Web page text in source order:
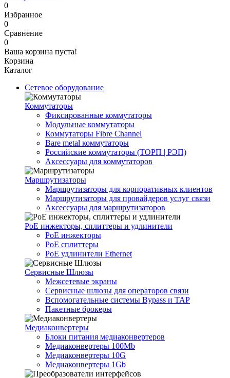
0
Избранное
0
Сравнение
0
Ваша корзина пуста!
Корзина
Каталог
Сетевое оборудование
Коммутаторы
Фиксированные коммутаторы
Модульные коммутаторы
Коммутаторы Fibre Channel
Bare metal коммутаторы
Российские коммутаторы (ТОРП | РЭП)
Аксессуары для коммутаторов
Маршрутизаторы
Маршрутизаторы для корпоративных клиентов
Маршрутизаторы для провайдеров услуг связи
Аксессуары для маршрутизаторов
PoE инжекторы, сплиттеры и удлинители
PoE инжекторы
PoE сплиттеры
PoE удлинители Ethernet
Сервисные Шлюзы
Межсетевые экраны
Сервисные шлюзы для операторов связи
Вспомогательные системы Bypass и TAP
Пакетные брокеры
Медиаконвертеры
Блоки питания медиаконвертеров
Медиаконвертеры 100Mb
Медиаконвертеры 10G
Медиаконвертеры 1Gb